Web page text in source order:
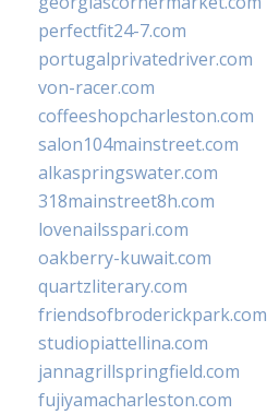
perfectfit24-7.com
portugalprivatedriver.com
von-racer.com
coffeeshopcharleston.com
salon104mainstreet.com
alkaspringswater.com
318mainstreet8h.com
lovenailsspari.com
oakberry-kuwait.com
quartzliterary.com
friendsofbroderickpark.com
studiopiattellina.com
jannagrillspringfield.com
fujiyamacharleston.com